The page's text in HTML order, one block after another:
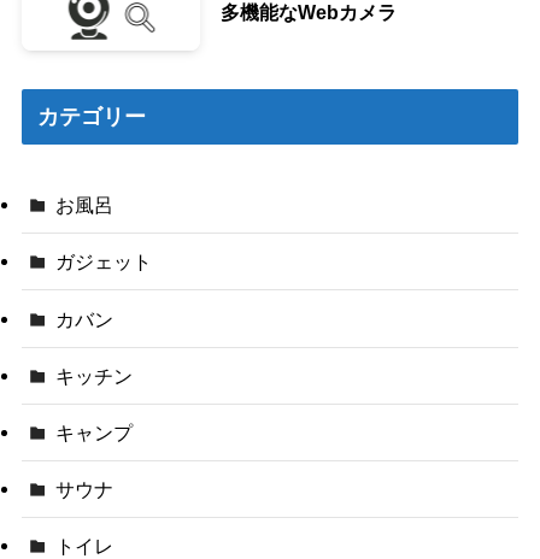
多機能なWebカメラ
カテゴリー
お風呂
ガジェット
カバン
キッチン
キャンプ
サウナ
トイレ